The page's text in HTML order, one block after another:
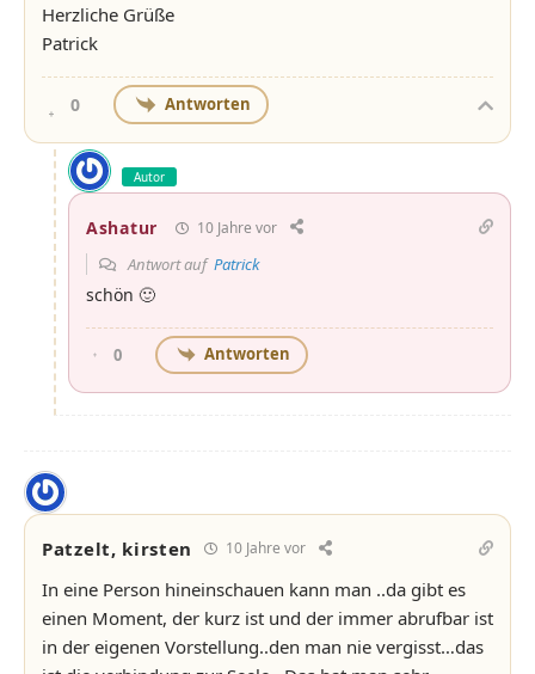
Herzliche Grüße
Patrick
0 Antworten
Autor
Ashatur 10 Jahre vor
Antwort auf Patrick
schön 🙂
0 Antworten
Patzelt, kirsten 10 Jahre vor
In eine Person hineinschauen kann man ..da gibt es
einen Moment, der kurz ist und der immer abrufbar ist
in der eigenen Vorstellung..den man nie vergisst…das